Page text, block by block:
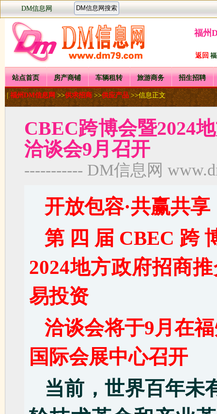
DM信息网
福州
返回
站点首页 房产商铺 车辆租转 旅游商务 招生招聘
|福州DM信息网>>供求招商>>供应产品>>信息正文
CBEC跨博会暨2024
洽谈会9月召开
----------- DM信息网
开放包容·共赢共享
第四届CBEC跨
2024地方政府招商
易投资
洽谈会将于9月在
国际会展中心召开
当前，世界百年未